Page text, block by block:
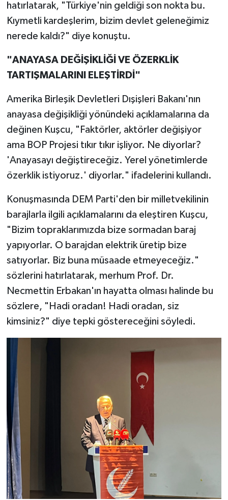
hatırlatarak, "Türkiye'nin geldiği son nokta bu.
Kıymetli kardeşlerim, bizim devlet geleneğimiz
nerede kaldı?" diye konuştu.
"ANAYASA DEĞİŞİKLİĞİ VE ÖZERKLİK
TARTIŞMALARINI ELEŞTİRDİ"
Amerika Birleşik Devletleri Dışişleri Bakanı'nın
anayasa değişikliği yönündeki açıklamalarına da
değinen Kuşcu, "Faktörler, aktörler değişiyor
ama BOP Projesi tıkır tıkır işliyor. Ne diyorlar?
'Anayasayı değiştireceğiz. Yerel yönetimlerde
özerklik istiyoruz.' diyorlar." ifadelerini kullandı.
Konuşmasında DEM Parti'den bir milletvekilinin
barajlarla ilgili açıklamalarını da eleştiren Kuşcu,
"Bizim topraklarımızda bize sormadan baraj
yapıyorlar. O barajdan elektrik üretip bize
satıyorlar. Biz buna müsaade etmeyeceğiz."
sözlerini hatırlatarak, merhum Prof. Dr.
Necmettin Erbakan'ın hayatta olması halinde bu
sözlere, "Hadi oradan! Hadi oradan, siz
kimsiniz?" diye tepki göstereceğini söyledi.